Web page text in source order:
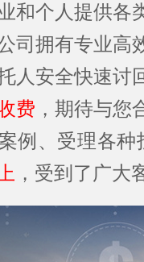
和个人提供各
司拥有专业高
人安全快速讨
费 ，期待与
例、受理各种
，受到了广大